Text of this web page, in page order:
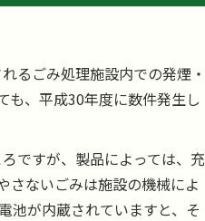
るごみ処理施設内での発煙・
も、平成30年度に数件発生し
ですが、製品によっては、充
さないごみは施設の機械によ
池が内蔵されていますと、そ